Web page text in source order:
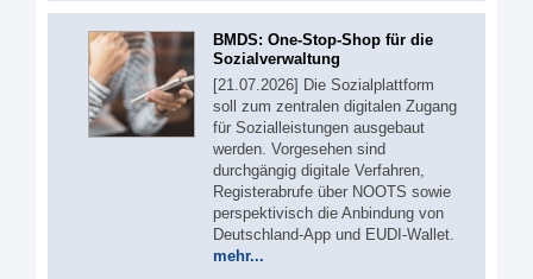
BMDS: One-Stop-Shop für die
Sozialverwaltung
[21.07.2026] Die Sozialplattform
soll zum zentralen digitalen Zugang
für Sozialleistungen ausgebaut
werden. Vorgesehen sind
durchgängig digitale Verfahren,
Registerabrufe über NOOTS sowie
perspektivisch die Anbindung von
Deutschland-App und EUDI-Wallet.
mehr...